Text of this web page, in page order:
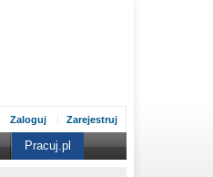
Zaloguj Zarejestruj
Pracuj.pl